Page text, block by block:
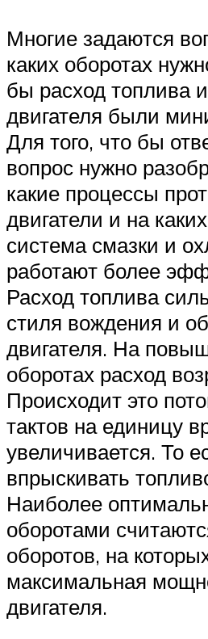
Многие задаются
каких оборотах
бы расход топлива
двигателя были
Для того, что бы
вопрос нужно
какие процессы
двигатели и на
система смазки и
работают более
Расход топлива
стиля вождения и
двигателя. На
оборотах расход
Происходит это
тактов на единицу
увеличивается. То
впрыскивать
Наиболее
оборотами
оборотов, на
максимальная
двигателя.